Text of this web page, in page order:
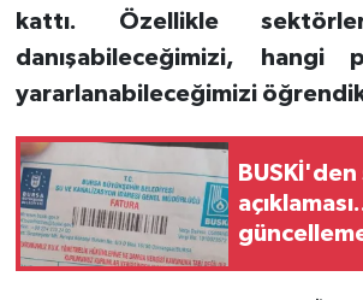
kattı. Özellikle
danışabileceğimizi, hangi
yararlanabileceğimizi